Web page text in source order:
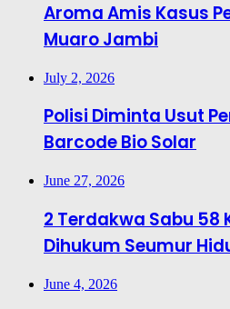
Aroma Amis Kasus
Muaro Jambi
July 2, 2026
Polisi Diminta Usut
Barcode Bio Solar
June 27, 2026
2 Terdakwa Sabu 58
Dihukum Seumur
June 4, 2026